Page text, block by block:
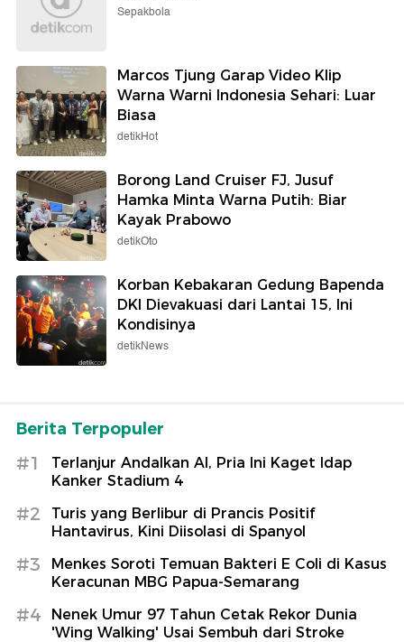
Sepakbola
Marcos Tjung Garap Video Klip
Warna Warni Indonesia Sehari: Luar
Biasa
detikHot
Borong Land Cruiser FJ, Jusuf
Hamka Minta Warna Putih: Biar
Kayak Prabowo
detikOto
Korban Kebakaran Gedung Bapenda
DKI Dievakuasi dari Lantai 15, Ini
Kondisinya
detikNews
Berita Terpopuler
#1
Terlanjur Andalkan AI, Pria Ini Kaget Idap
Kanker Stadium 4
#2
Turis yang Berlibur di Prancis Positif
Hantavirus, Kini Diisolasi di Spanyol
#3
Menkes Soroti Temuan Bakteri E Coli di Kasus
Keracunan MBG Papua-Semarang
#4
Nenek Umur 97 Tahun Cetak Rekor Dunia
'Wing Walking' Usai Sembuh dari Stroke